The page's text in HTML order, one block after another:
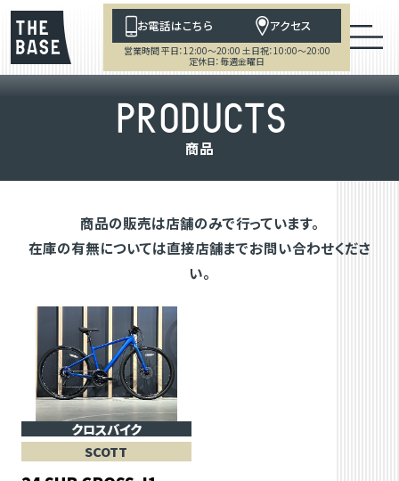
お電話はこちら アクセス
営業時間 平日：12:00～20:00 土日祝：10:00～20:00
定休日：毎週金曜日
PRODUCTS
商品
商品の販売は店舗のみで行っています。
在庫の有無については直接店舗までお問い合わせくださ
い。
クロスバイク
SCOTT